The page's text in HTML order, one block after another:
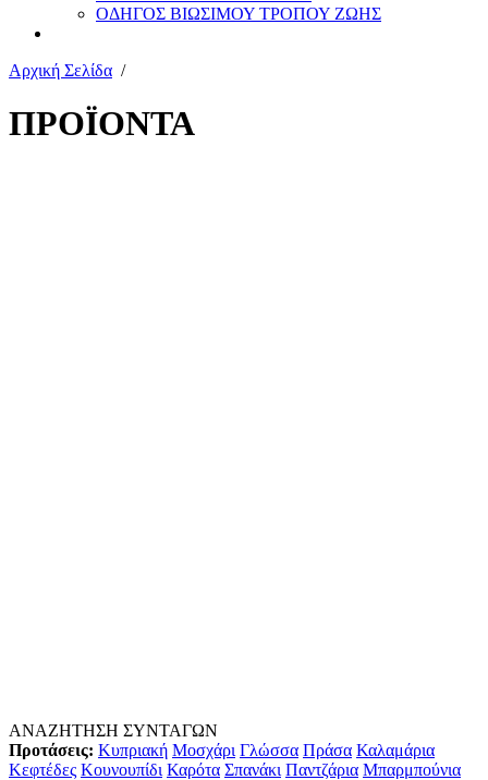
ΟΔΗΓΟΣ ΒΙΩΣΙΜΟΥ ΤΡΟΠΟΥ ΖΩΗΣ
Αρχική Σελίδα /
ΠΡΟΪΟΝΤΑ
ΑΝΑΖΗΤΗΣΗ ΣΥΝΤΑΓΩΝ
Προτάσεις: Κυπριακή Μοσχάρι Γλώσσα Πράσα Καλαμάρια
Κεφτέδες Κουνουπίδι Καρότα Σπανάκι Παντζάρια Μπαρμπούνια